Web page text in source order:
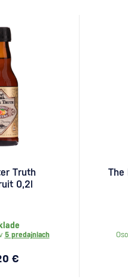
Truth
0,2l
5 predajniach
€
The